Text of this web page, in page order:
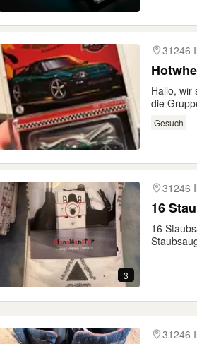
31246
Hallo, wir
die
Gesuch
3
31246
16
16
31246